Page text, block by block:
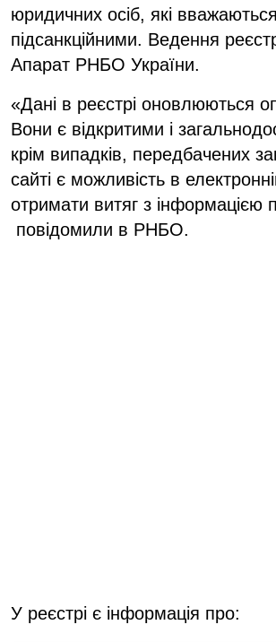
юридичних осіб, які вважаються
підсанкційними. Ведення
Апарат РНБО України.
«Дані в реєстрі оновлюються
Вони є відкритими і
крім випадків, передбачених
сайті є можливість в
отримати витяг з інформацією
повідомили в РНБО.
У реєстрі є інформація про: